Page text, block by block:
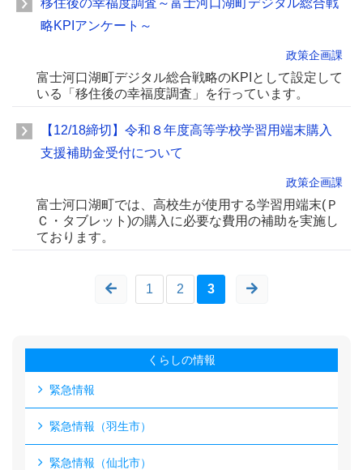
移住後の幸福度調査～富士河口湖町デジタル総合戦
略KPIアンケート～
政策企画課
富士河口湖町デジタル総合戦略のKPIとして設定して
いる「移住後の幸福度調査」を行っています。
【12/18締切】令和８年度高等学校学習用端末購入
支援補助金受付について
政策企画課
富士河口湖町では、高校生が使用する学習用端末(Ｐ
Ｃ・タブレット)の購入に必要な費用の補助を実施し
ております。
1 2 3
くらしの情報
緊急情報
緊急情報（羽生市）
緊急情報（仙北市）